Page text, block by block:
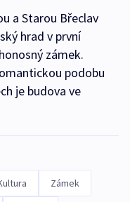
a Starou Břeclav
hrad v první
zámek.
podobu
je budova ve
Zámek